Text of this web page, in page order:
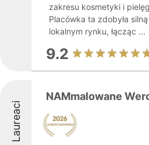
zakresu kosmetyki i
Placówka ta zdobyła
lokalnym rynku, łącząc ...
9.2
Laureaci
NAMmalowane